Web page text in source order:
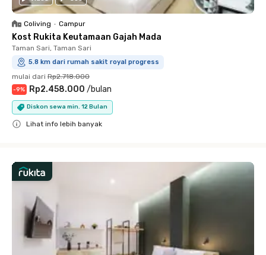
Coliving • Campur
Kost Rukita Keutamaan Gajah Mada
Taman Sari, Taman Sari
5.8 km dari rumah sakit royal progress
mulai dari Rp2.718.000
-9% Rp2.458.000 /bulan
Diskon sewa min. 12 Bulan
Lihat info lebih banyak